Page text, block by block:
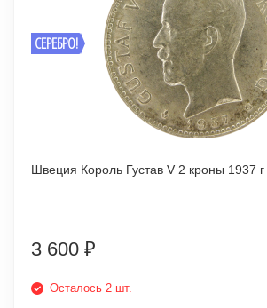
СЕРЕБРО!
3 600 ₽
Осталось 2 шт.